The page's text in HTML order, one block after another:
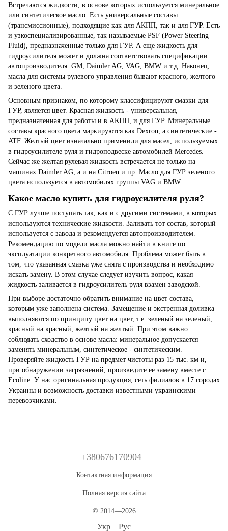
Встречаются жидкости, в основе которых используется минеральное
или синтетическое масло. Есть универсальные составы
(трансмиссионные), подходящие как для АКПП, так и для ГУР. Есть
и узкоспециализированные, так называемые PSF (Power Steering
Fluid), предназначенные только для ГУР. А еще жидкость для
гидроусилителя может и должна соответствовать спецификации
автопроизводителя: GM, Daimler AG, VAG, BMW и т.д. Наконец,
масла для системы рулевого управления бывают красного, желтого
и зеленого цвета.
Основным признаком, по которому классифицируют смазки для
ГУР, является цвет. Красная жидкость - универсальная,
предназначенная для работы и в АКПП, и для ГУР. Минеральные
составы красного цвета маркируются как Dexron, а синтетические -
ATF. Желтый цвет изначально применили для масел, используемых
в гидроусилителе руля и гидроподвеске автомобилей Mercedes.
Сейчас же желтая рулевая жидкость встречается не только на
машинах Daimler AG, а и на Citroen и пр. Масло для ГУР зеленого
цвета используется в автомобилях группы VAG и BMW.
Какое масло купить для гидроусилителя руля?
С ГУР лучше поступать так, как и с другими системами, в которых
используются технические жидкости. Заливать тот состав , который
используется с завода и рекомендуется автопроизводителем.
Рекомендацию по модели масла можно найти в книге по
эксплуатации конкретного автомобиля. Проблема может быть в
том, что указанная смазка уже снята с производства и необходимо
искать замену. В этом случае следует изучить вопрос, какая
жидкость заливается в гидроусилитель руля взамен заводской.
При выборе достаточно обратить внимание на цвет состава,
которым уже заполнена система. Замещение и экстренная доливка
выполняются по принципу цвет на цвет, т.е. зеленый на зеленый,
красный на красный, желтый на желтый. При этом важно
соблюдать сходство в основе масла: минеральное допускается
заменять минеральным, синтетическое - синтетическим.
Проверяйте жидкость ГУР на предмет чистоты раз 15 тыс. км и,
при обнаружении загрязнений, произведите ее замену вместе с
Ecoline. У нас оригинальная продукция, сеть филиалов в 17 городах
Украины и возможность доставки известными украинскими
перевозчиками.
+380676170904
Контактная информация
Полная версия сайта
© 2014—2026
Укр Рус